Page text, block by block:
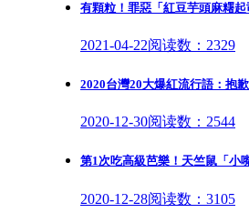
有顆粒！罪惡「紅豆芋頭麻糬
2021-04-22阅读数：2329
2020台灣20大爆紅流行語：抱
2020-12-30阅读数：2544
第1次吃高級芭樂！天竺鼠「小
2020-12-28阅读数：3105